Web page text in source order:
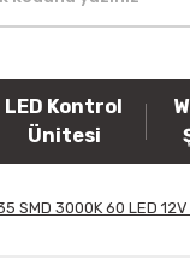
LED Kontrol
Ünitesi
SMD 3000K 60 LED 12V